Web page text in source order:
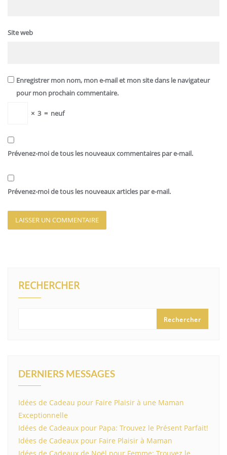
Site web
Enregistrer mon nom, mon e-mail et mon site dans le navigateur
pour mon prochain commentaire.
× 3 = neuf
Prévenez-moi de tous les nouveaux commentaires par e-mail.
Prévenez-moi de tous les nouveaux articles par e-mail.
RECHERCHER
Rechercher
DERNIERS MESSAGES
Idées de Cadeau pour Faire Plaisir à une Maman
Exceptionnelle
Idées de Cadeaux pour Papa: Trouvez le Présent Parfait!
Idées de Cadeaux pour Faire Plaisir à Maman